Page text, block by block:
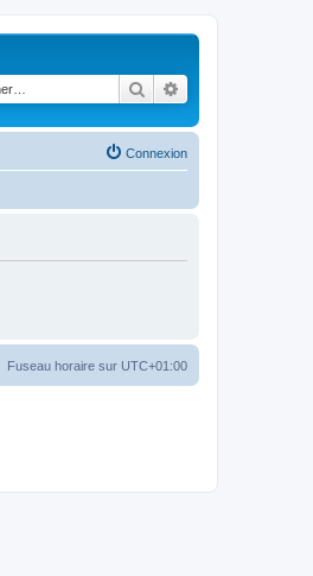
Rechercher
Connexion
Fuseau horaire sur UTC+01:00